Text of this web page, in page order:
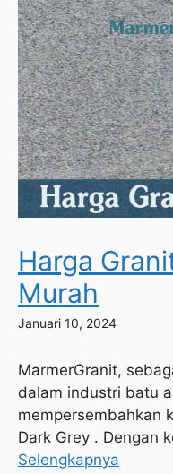
Harga
Murah
Januari 10, 2024
MarmerGranit,
dalam industri batu
mempersembahkan
Dark Grey . Dengan
Selengkapnya